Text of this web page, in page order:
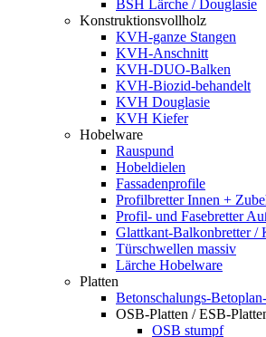
BSH Lärche / Douglasie
Konstruktionsvollholz
KVH-ganze Stangen
KVH-Anschnitt
KVH-DUO-Balken
KVH-Biozid-behandelt
KVH Douglasie
KVH Kiefer
Hobelware
Rauspund
Hobeldielen
Fassadenprofile
Profilbretter Innen +
Profil- und Fasebretter
Glattkant-Balkonbretter /
Türschwellen massiv
Lärche Hobelware
Platten
Betonschalungs-
OSB-Platten / ESB-
OSB stumpf